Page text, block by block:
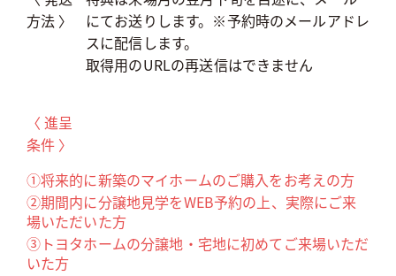
方法 〉
にてお送りします。※予約時のメールアドレ
スに配信します。
取得用のURLの再送信はできません
〈 進呈
条件 〉
①将来的に新築のマイホームのご購入をお考えの方
②期間内に分譲地見学をWEB予約の上、実際にご来
場いただいた方
③トヨタホームの分譲地・宅地に初めてご来場いただ
いた方